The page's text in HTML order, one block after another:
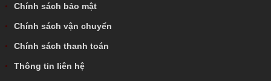
Chính sách bảo mật
Chính sách vận chuyển
Chính sách thanh toán
Thông tin liên hệ